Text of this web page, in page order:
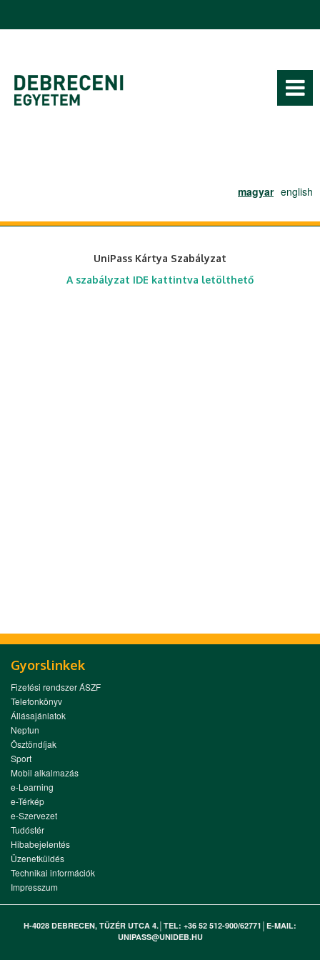
magyar english
UniPass Kártya Szabályzat
A szabályzat IDE kattintva letölthető
Gyorslinkek
Fizetési rendszer ÁSZF
Telefonkönyv
Állásajánlatok
Neptun
Ösztöndíjak
Sport
Mobil alkalmazás
e-Learning
e-Térkép
e-Szervezet
Tudóstér
Hibabejelentés
Üzenetküldés
Technikai információk
Impresszum
H-4028 DEBRECEN, TÜZÉR UTCA 4.│TEL: +36 52 512-900/62771│E-MAIL:
UNIPASS@UNIDEB.HU